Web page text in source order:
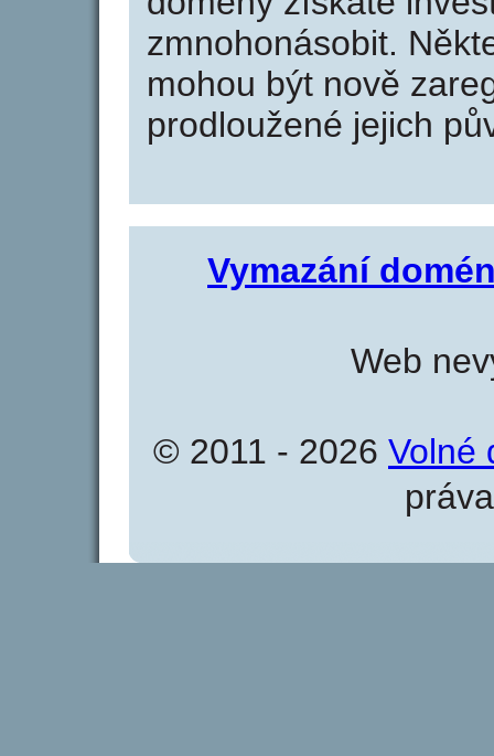
zmnohonásobit.
mohou být nově
prodloužené jejich
Vymazání
Web
© 2011 - 2026 Volné